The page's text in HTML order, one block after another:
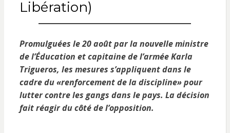
Libération)
Promulguées le 20 août par la nouvelle ministre
de l’Éducation et capitaine de l’armée Karla
Trigueros, les mesures s’appliquent dans le
cadre du «renforcement de la discipline» pour
lutter contre les gangs dans le pays. La décision
fait réagir du côté de l’opposition.